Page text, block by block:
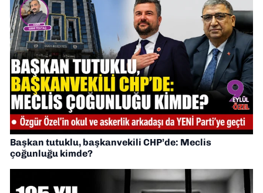
Başkan tutuklu, başkanvekili CHP’de: Meclis
çoğunluğu kimde?